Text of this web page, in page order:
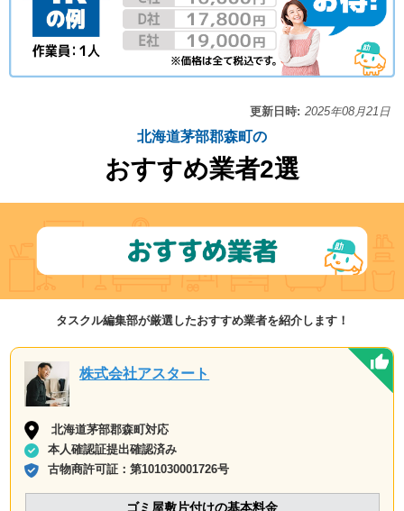
更新日時: 2025年08月21日
北海道茅部郡森町の
おすすめ業者2選
タスクル編集部が厳選したおすすめ業者を紹介します！
株式会社アスタート
北海道茅部郡森町対応
本人確認証提出確認済み
古物商許可証：第101030001726号
ゴミ屋敷片付けの基本料金